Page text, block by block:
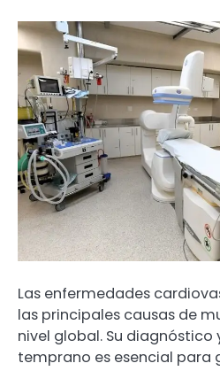
Las enfermedades
las principales causas de
nivel global. Su
temprano es esencial para